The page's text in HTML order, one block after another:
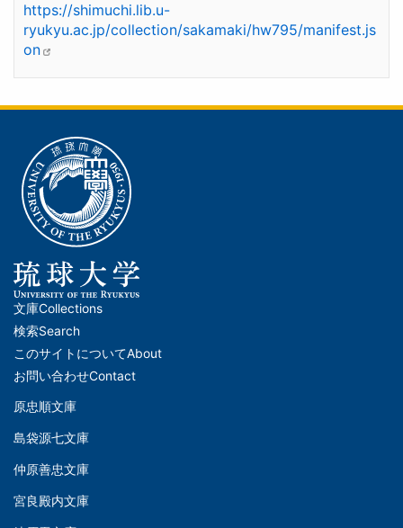
https://shimuchi.lib.u-
ryukyu.ac.jp/collection/sakamaki/hw795/manifest.js
on
メ
イ
ン
ナ
ビ
ー
シ
文庫Collections
検索Search
このサイトについてAbout
お問い合わせContact
文
(Left)
原忠順文庫
島袋源七文庫
仲原善忠文庫
宮良殿内文庫